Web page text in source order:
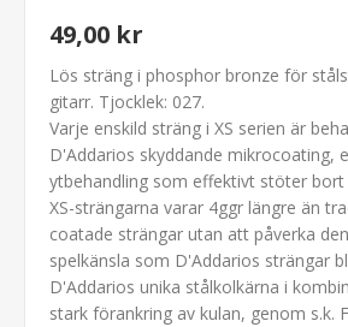
49,00 kr
Lös sträng i phosphor bronze för
gitarr. Tjocklek: 027.
Varje enskild sträng i XS serien är
D'Addarios skyddande mikrocoating,
ytbehandling som effektivt stöter
XS-strängarna varar 4ggr längre än
coatade strängar utan att påverka
spelkänsla som D'Addarios strängar
D'Addarios unika stålkolkärna i
stark förankring av kulan, genom s.k.